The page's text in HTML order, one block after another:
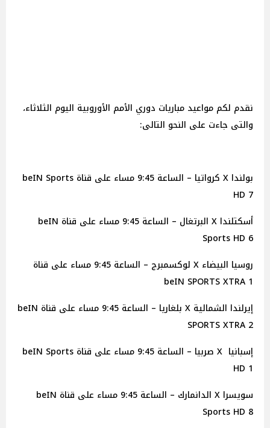
نقدم لكم مواعيد مباريات دوري الأمم الأوروبية اليوم الثلاثاء،
والتى جاءت على النحو التالى:
بولندا X كرواتيا – الساعة 9:45 مساء على قناة beIN Sports
HD 7
أسكتلندا X البرتغال – الساعة 9:45 مساء على قناة beIN
Sports HD 6
روسيا البيضاء X لوكسمبرج – الساعة 9:45 مساء على قناة
beIN SPORTS XTRA 1
إيرلندا الشمالية X بلغاريا – الساعة 9:45 مساء على قناة beIN
SPORTS XTRA 2
إسبانيا X صربيا – الساعة 9:45 مساء على قناة beIN Sports
HD 1
سويسرا X الدانمارك – الساعة 9:45 مساء على قناة beIN
Sports HD 8